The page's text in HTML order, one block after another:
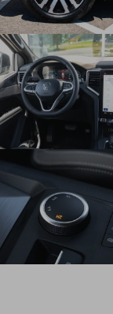
v kabíne
"Velour" s
rade sedadiel
zadných sedadlách
na A-stĺpiku
na zadnej strane
na zadnej
vnútornom spätnom
pred
a A-stĺpiku
zadných
"Rear seat